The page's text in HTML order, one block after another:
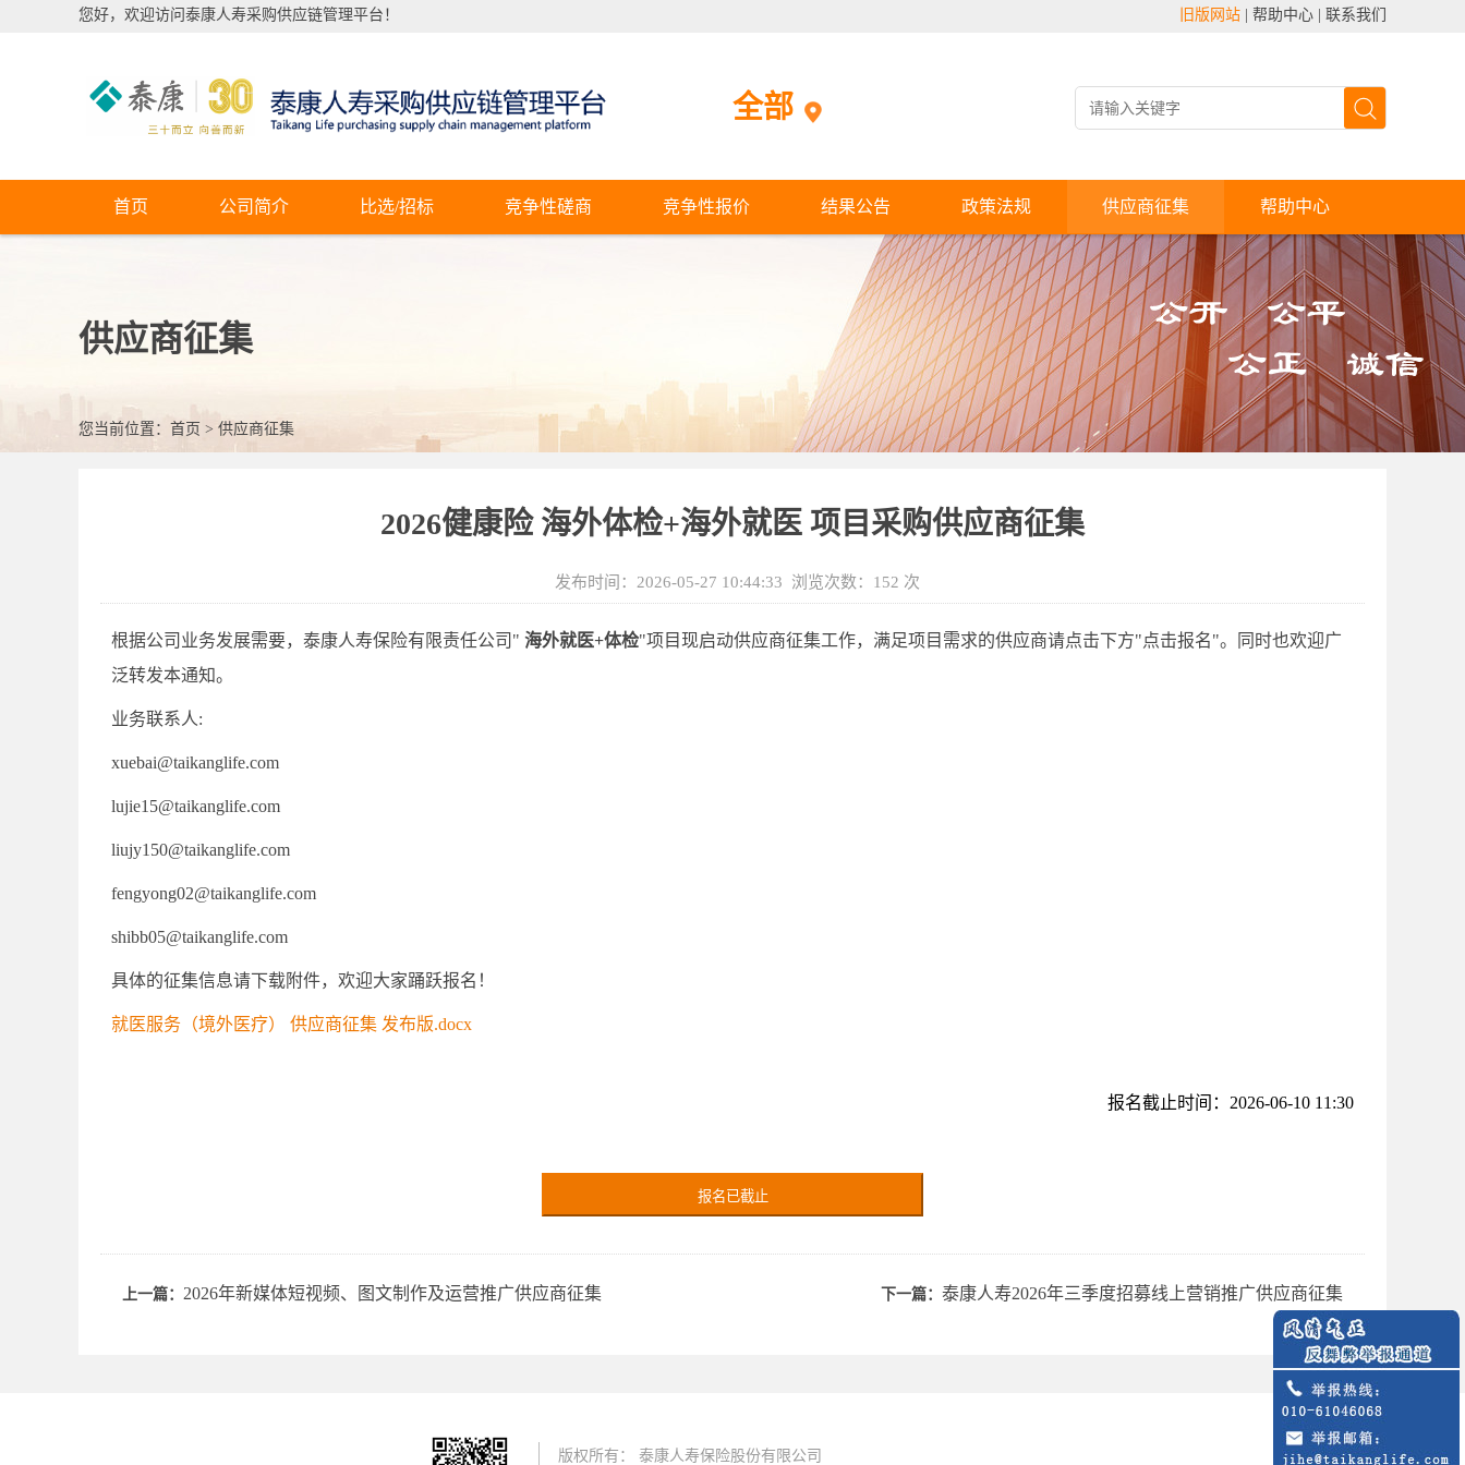
您好，欢迎访问泰康人寿采购供应链管理平台！ 旧版网站 帮助中心 联系我们
全部
首页 公司简介 比选/招标 竞争性磋商 竞争性报价 结果公告 政策法规 供应商征集 帮助中心
供应商征集
您当前位置： 首页 > 供应商征集
2026健康险 海外体检+海外就医 项目采购供应商征集
发布时间：2026-05-27 10:44:33 浏览次数： 152 次
根据公司业务发展需要，泰康人寿保险有限责任公司" 海外就医+体检"项目现启动供应商征集工作，满足项目需求的供应商请点击下方"点击报名"。同时也欢迎广
泛转发本通知。
业务联系人:
xuebai@taikanglife.com
lujie15@taikanglife.com
liujy150@taikanglife.com
fengyong02@taikanglife.com
shibb05@taikanglife.com
具体的征集信息请下载附件，欢迎大家踊跃报名！
就医服务（境外医疗） 供应商征集 发布版.docx
报名截止时间：2026-06-10 11:30
报名已截止
上一篇： 2026年新媒体短视频、图文制作及运营推广供应商征集 下一篇： 泰康人寿2026年三季度招募线上营销推广供应商征集
版权所有： 泰康人寿保险股份有限公司